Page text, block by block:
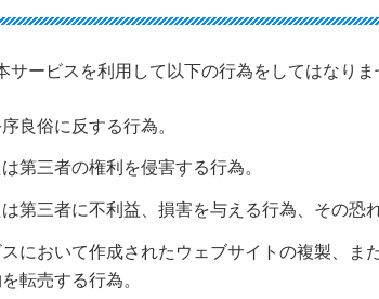
サービスを利用して以下の行為をしてはなりま
良俗に反する行為。
第三者の権利を侵害する行為。
第三者に不利益、損害を与える行為、その恐
において作成されたウェブサイトの複製、ま
転売する行為。